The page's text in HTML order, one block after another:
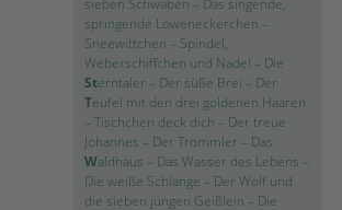
sieben Schwaben – Das singende,
springende Löweneckerchen –
Sneewittchen – Spindel,
Weberschiffchen und Nadel – Die
Sterntaler – Der süße Brei – Der
Teufel mit den drei goldenen Haaren
– Tischchen deck dich – Der treue
Johannes – Der Trommler – Das
Waldhaus – Das Wasser des Lebens –
Die weiße Schlange – Der Wolf und
die sieben jungen Geißlein – Die